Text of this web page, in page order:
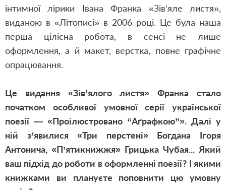
інтимної лірики Івана Франка «Зів’яле листя»,
виданою в «Літописі» в 2006 році. Це була наша
перша цілісна робота, в сенсі не лише
оформлення, а й макет, верстка, повне графічне
опрацювання.
Це видання «Зів’ялого листя» Франка стало
початком особливої умовної серії української
поезії — «Проілюстровано “Аґрафкою”». Далі у
ній з’явилися «Три перстені» Богдана Ігоря
Антонича, «П’ятикнижжя» Грицька Чубая... Який
ваш підхід до роботи в оформленні поезії? І якими
книжками ви плануєте поповнити цю умовну